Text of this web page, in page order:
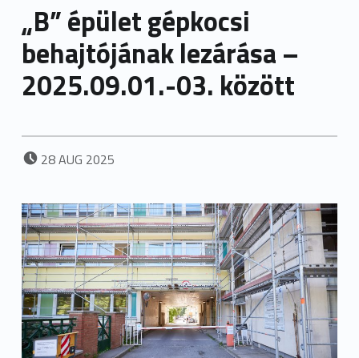
„B” épület gépkocsi
behajtójának lezárása –
2025.09.01.-03. között
POSTED ON:
28AUG 2025